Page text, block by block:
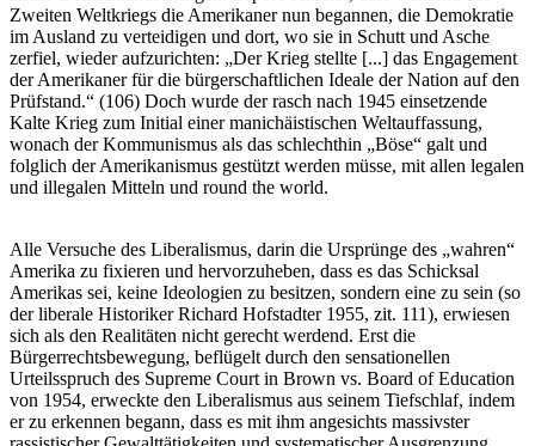
Zweiten Weltkriegs die Amerikaner nun begannen, die Demokratie
im Ausland zu verteidigen und dort, wo sie in Schutt und Asche
zerfiel, wieder aufzurichten: „Der Krieg stellte [...] das Engagement
der Amerikaner für die bürgerschaftlichen Ideale der Nation auf den
Prüfstand.“ (106) Doch wurde der rasch nach 1945 einsetzende
Kalte Krieg zum Initial einer manichäistischen Weltauffassung,
wonach der Kommunismus als das schlechthin „Böse“ galt und
folglich der Amerikanismus gestützt werden müsse, mit allen legalen
und illegalen Mitteln und round the world.
Alle Versuche des Liberalismus, darin die Ursprünge des „wahren“
Amerika zu fixieren und hervorzuheben, dass es das Schicksal
Amerikas sei, keine Ideologien zu besitzen, sondern eine zu sein (so
der liberale Historiker Richard Hofstadter 1955, zit. 111), erwiesen
sich als den Realitäten nicht gerecht werdend. Erst die
Bürgerrechtsbewegung, beflügelt durch den sensationellen
Urteilsspruch des Supreme Court in Brown vs. Board of Education
von 1954, erweckte den Liberalismus aus seinem Tiefschlaf, indem
er zu erkennen begann, dass es mit ihm angesichts massivster